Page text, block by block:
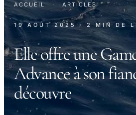
ACCUEIL · ARTICLES
19 AOÛT 2025 · 2 MIN DE
Elle offre une
Advance à son
découvre